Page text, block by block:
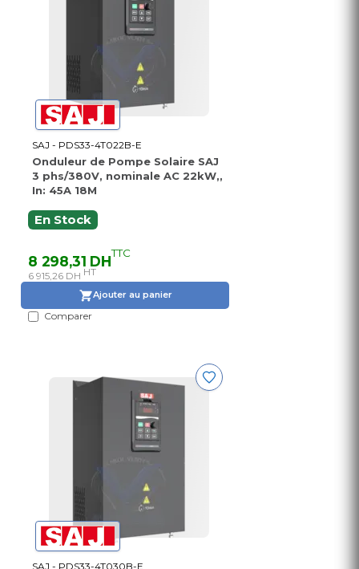
SAJ - PDS33-4T022B-E
Onduleur de Pompe Solaire SAJ
3 phs/380V, nominale AC 22kW,,
In: 45A 18M
En Stock
8 298,31 DHTTC
6 915,26 DH HT
Ajouter au panier
Comparer
SAJ - PDS33-4T030B-E